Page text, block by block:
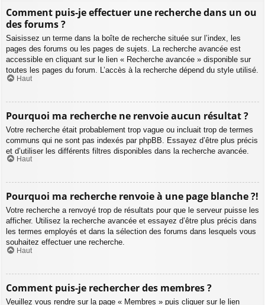
Comment puis-je effectuer une recherche dans un ou
des forums ?
Saisissez un terme dans la boîte de recherche située sur l’index, les
pages des forums ou les pages de sujets. La recherche avancée est
accessible en cliquant sur le lien « Recherche avancée » disponible sur
toutes les pages du forum. L’accès à la recherche dépend du style utilisé.
Haut
Pourquoi ma recherche ne renvoie aucun résultat ?
Votre recherche était probablement trop vague ou incluait trop de termes
communs qui ne sont pas indexés par phpBB. Essayez d’être plus précis
et d’utiliser les différents filtres disponibles dans la recherche avancée.
Haut
Pourquoi ma recherche renvoie à une page blanche ?!
Votre recherche a renvoyé trop de résultats pour que le serveur puisse les
afficher. Utilisez la recherche avancée et essayez d’être plus précis dans
les termes employés et dans la sélection des forums dans lesquels vous
souhaitez effectuer une recherche.
Haut
Comment puis-je rechercher des membres ?
Veuillez vous rendre sur la page « Membres » puis cliquer sur le lien